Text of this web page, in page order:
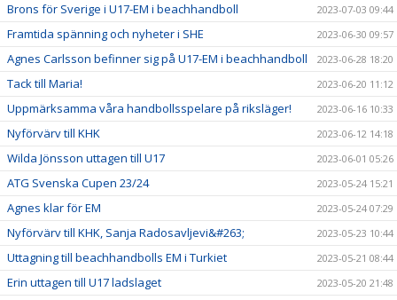
Brons för Sverige i U17-EM i beachhandboll 2023-07-03 09:44
Framtida spänning och nyheter i SHE 2023-06-30 09:57
Agnes Carlsson befinner sig på U17-EM i beachhandboll 2023-06-28 18:20
Tack till Maria! 2023-06-20 11:12
Uppmärksamma våra handbollsspelare på riksläger! 2023-06-16 10:33
Nyförvärv till KHK 2023-06-12 14:18
Wilda Jönsson uttagen till U17 2023-06-01 05:26
ATG Svenska Cupen 23/24 2023-05-24 15:21
Agnes klar för EM 2023-05-24 07:29
Nyförvärv till KHK, Sanja Radosavljevi&#263; 2023-05-23 10:44
Uttagning till beachhandbolls EM i Turkiet 2023-05-21 08:44
Erin uttagen till U17 ladslaget
2023-05-20 21:48